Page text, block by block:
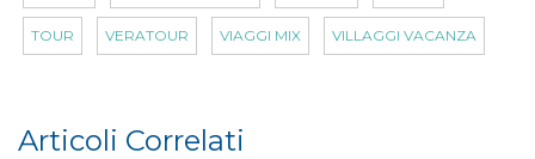
TOUR VERATOUR VIAGGI MIX VILLAGGI VACANZA
Articoli Correlati